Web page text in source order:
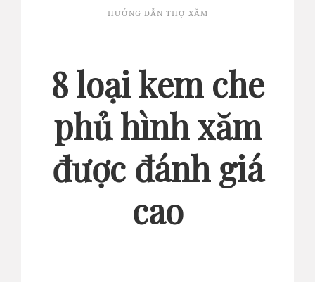
HƯỚNG DẪN THỢ XĂM
8 loại kem che
phủ hình xăm
được đánh giá
cao